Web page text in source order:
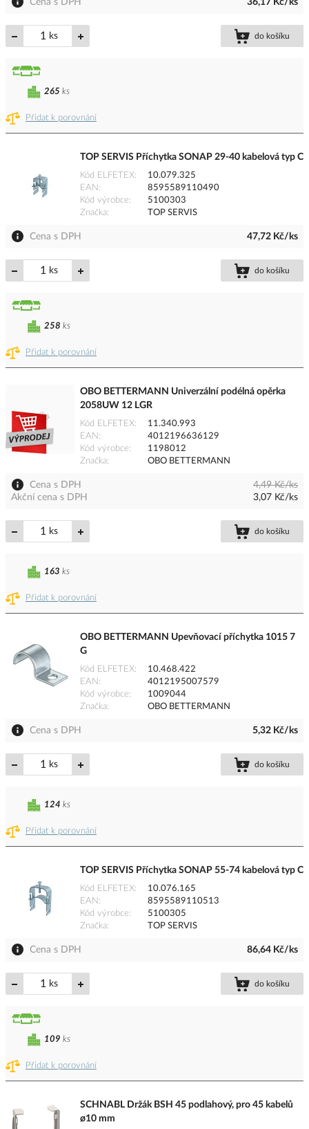
Cena s DPH 36,17 Kč/ks
ks do košíku
Přidat k porovnání
265 ks
TOP SERVIS Příchytka SONAP 29-40 kabelová typ C
Kód ELFETEX
10.079.325
EAN
8595589110490
Kód výrobce
5100303
Značka
TOP SERVIS
Cena s DPH 47,72 Kč/ks
ks do košíku
Přidat k porovnání
258 ks
OBO BETTERMANN Univerzální podélná opěrka
2058UW 12 LGR
Kód ELFETEX
11.340.993
EAN
4012196636129
Kód výrobce
1198012
Značka
OBO BETTERMANN
Cena s DPH
4,49 Kč/ks
Akční cena s DPH
3,07 Kč/ks
ks do košíku
Přidat k porovnání
163 ks
OBO BETTERMANN Upevňovací příchytka 1015 7
G
Kód ELFETEX
10.468.422
EAN
4012195007579
Kód výrobce
1009044
Značka
OBO BETTERMANN
Cena s DPH 5,32 Kč/ks
ks do košíku
Přidat k porovnání
124 ks
TOP SERVIS Příchytka SONAP 55-74 kabelová typ C
Kód ELFETEX
10.076.165
EAN
8595589110513
Kód výrobce
5100305
Značka
TOP SERVIS
Cena s DPH 86,64 Kč/ks
ks do košíku
Přidat k porovnání
109 ks
SCHNABL Držák BSH 45 podlahový, pro 45 kabelů
ø10 mm